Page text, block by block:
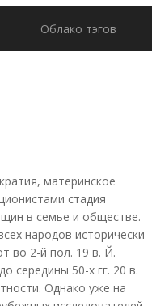
Облако тэгов
материнское
стадия
в семье и обществе.
народов исторически
во 2-й пол. 19 в. Й.
середины 50-х гг. 20 в.
Однако уже на